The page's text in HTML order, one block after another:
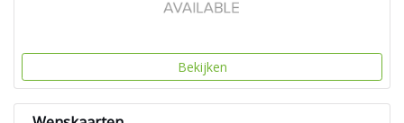
Bekijken